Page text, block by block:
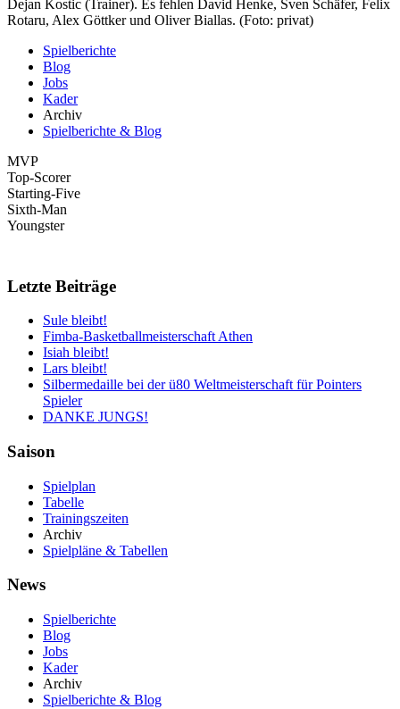
Dejan Kostic (Trainer). Es fehlen David Henke, Sven Schäfer, Felix
Rotaru, Alex Göttker und Oliver Biallas. (Foto: privat)
Spielberichte
Blog
Jobs
Kader
Archiv
Spielberichte & Blog
MVP
Top-Scorer
Starting-Five
Sixth-Man
Youngster
Letzte Beiträge
Sule bleibt!
Fimba-Basketballmeisterschaft Athen
Isiah bleibt!
Lars bleibt!
Silbermedaille bei der ü80 Weltmeisterschaft für Pointers
Spieler
DANKE JUNGS!
Saison
Spielplan
Tabelle
Trainingszeiten
Archiv
Spielpläne & Tabellen
News
Spielberichte
Blog
Jobs
Kader
Archiv
Spielberichte & Blog